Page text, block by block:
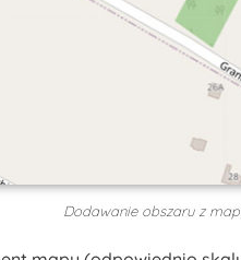
Dodawanie obszaru z